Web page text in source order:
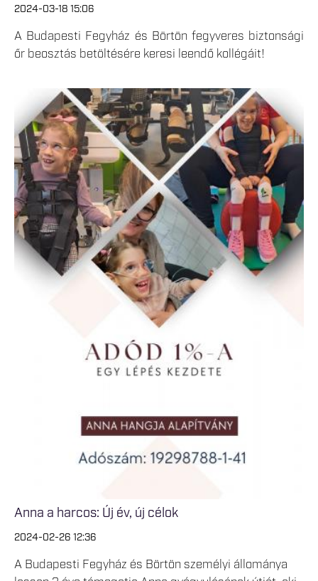
2024-03-18 15:06
A Budapesti Fegyház és Börtön fegyveres biztonsági
őr beosztás betöltésére keresi leendő kollégáit!
Anna a harcos: Új év, új célok
2024-02-26 12:36
A Budapesti Fegyház és Börtön személyi állománya